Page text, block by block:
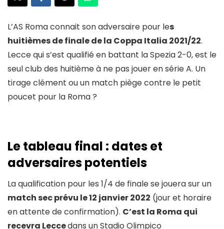
L’AS Roma connait son adversaire pour les
huitièmes de finale de la Coppa Italia 2021/22.
Lecce qui s’est qualifié en battant la Spezia 2-0, est le
seul club des huitième à ne pas jouer en série A. Un
tirage clément ou un match piège contre le petit
poucet pour la Roma ?
Le tableau final : dates et
adversaires potentiels
La qualification pour les 1/4 de finale se jouera sur un
match sec prévu le 12 janvier 2022 (jour et horaire
en attente de confirmation). C’est la Roma qui
recevra Leccedans un Stadio Olimpico